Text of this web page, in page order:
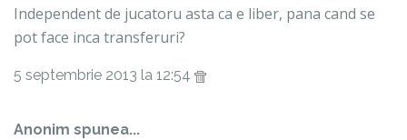
Independent de jucatoru asta ca e liber, pana cand se
pot face inca transferuri?
5 septembrie 2013 la 12:54
Anonim spunea...